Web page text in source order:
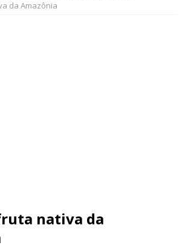
da Amazônia
nativa da